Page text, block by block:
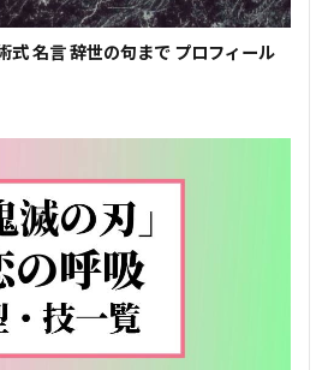
式 名言 辞世の句まで プロフィール